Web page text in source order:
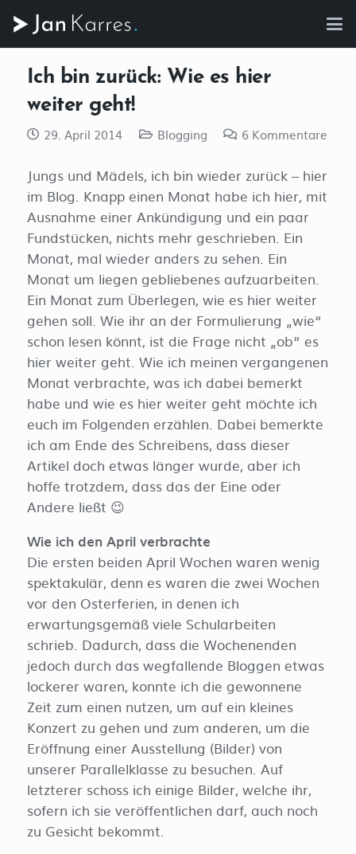
Ich bin zurück: Wie es hier
weiter geht!
29. April 2014 Blogging 6 Kommentare
Jungs und Mädels, ich bin wieder zurück – hier
im Blog. Knapp einen Monat habe ich hier, mit
Ausnahme einer Ankündigung und ein paar
Fundstücken, nichts mehr geschrieben. Ein
Monat, mal wieder anders zu sehen. Ein
Monat um liegen gebliebenes aufzuarbeiten.
Ein Monat zum Überlegen, wie es hier weiter
gehen soll. Wie ihr an der Formulierung „wie“
schon lesen könnt, ist die Frage nicht „ob“ es
hier weiter geht. Wie ich meinen vergangenen
Monat verbrachte, was ich dabei bemerkt
habe und wie es hier weiter geht möchte ich
euch im Folgenden erzählen. Dabei bemerkte
ich am Ende des Schreibens, dass dieser
Artikel doch etwas länger wurde, aber ich
hoffe trotzdem, dass das der Eine oder
Andere ließt 😉
Wie ich den April verbrachte
Die ersten beiden April Wochen waren wenig
spektakulär, denn es waren die zwei Wochen
vor den Osterferien, in denen ich
erwartungsgemäß viele Schularbeiten
schrieb. Dadurch, dass die Wochenenden
jedoch durch das wegfallende Bloggen etwas
lockerer waren, konnte ich die gewonnene
Zeit zum einen nutzen, um auf ein kleines
Konzert zu gehen und zum anderen, um die
Eröffnung einer Ausstellung (Bilder) von
unserer Parallelklasse zu besuchen. Auf
letzterer schoss ich einige Bilder, welche ihr,
sofern ich sie veröffentlichen darf, auch noch
zu Gesicht bekommt.